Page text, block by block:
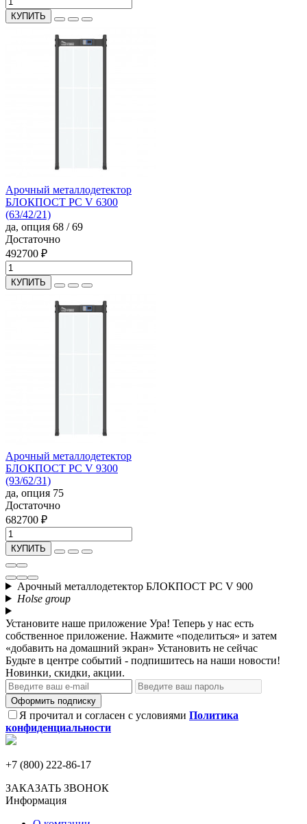
КУПИТЬ
Арочный металлодетектор
БЛОКПОСТ PC V 6300
(63/42/21)
да, опция 68 / 69
Достаточно
492700 ₽
КУПИТЬ
Арочный металлодетектор
БЛОКПОСТ PC V 9300
(93/62/31)
да, опция 75
Достаточно
682700 ₽
КУПИТЬ
Арочный металлодетектор БЛОКПОСТ PC V 900
Holse group
Установите наше приложение Ура! Теперь у нас есть
собственное приложение. Нажмите «поделиться» и затем
«добавить на домашний экран» Установить не сейчас
Будьте в центре событий - подпишитесь на наши новости!
Новинки, скидки, акции.
Оформить подписку
Я прочитал и согласен с условиями Политика
конфиденциальности
+7 (800) 222-86-17
ЗАКАЗАТЬ ЗВОНОК
Информация